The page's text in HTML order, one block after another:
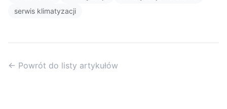
serwis klimatyzacji
← Powrót do listy artykułów